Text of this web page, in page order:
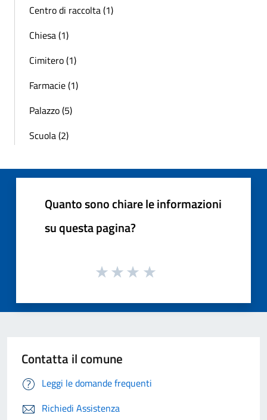
Centro di raccolta (1)
Chiesa (1)
Cimitero (1)
Farmacie (1)
Palazzo (5)
Scuola (2)
Quanto sono chiare le informazioni
su questa pagina?
Contatta il comune
Leggi le domande frequenti
Richiedi Assistenza